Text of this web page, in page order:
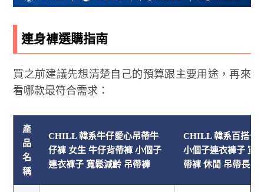
連身褲選購指南
買之前建議先想清楚自己的預算跟主要用途，再來
看哪款最符合需求：
產
品
名
稱
CHILL 韓系牛仔愛心吊帶牛
仔褲 女生 牛仔背帶褲 小個子
連衣褲子 寬鬆減齡 吊帶褲
CHILL 韓系百搭條
小個子連衣褲子 寬
帶褲 休閒 吊帶長褲